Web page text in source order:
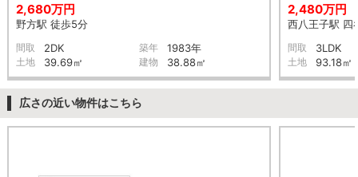
2,680万円
野方駅 徒歩5分
間取 2DK 築年 1983年
土地 39.69㎡ 建物 38.88㎡
2,480万円
西八王子駅 四
間取 3LDK
土地 93.18㎡
広さの近い物件はこちら